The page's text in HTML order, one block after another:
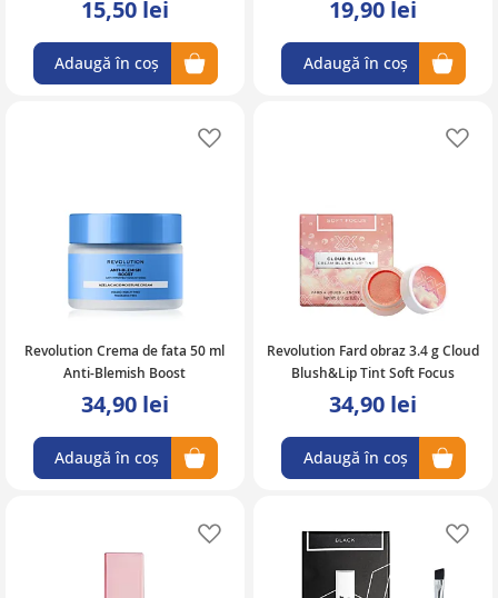
15,50 lei
Adaugă în coș
19,90 lei
Adaugă în coș
Revolution Crema de fata 50 ml
Anti-Blemish Boost
34,90 lei
Adaugă în coș
Revolution Fard obraz 3.4 g Cloud
Blush&Lip Tint Soft Focus
34,90 lei
Adaugă în coș
Adaugă în lista de favorite